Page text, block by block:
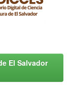
El Salvador